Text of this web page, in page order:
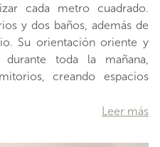
cada metro cuadrado.
y dos baños, además de
Su orientación oriente y
toda la mañana,
creando espacios
Leer más